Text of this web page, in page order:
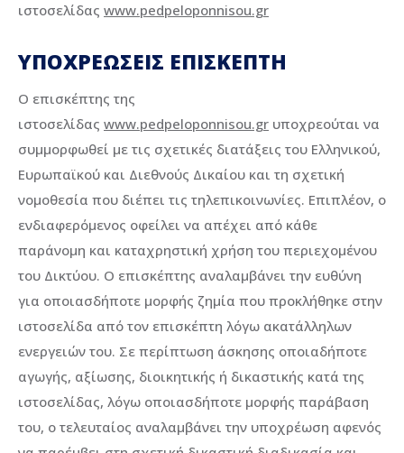
ιστοσελίδας www.pedpeloponnisou.gr
ΥΠΟΧΡΕΩΣΕΙΣ ΕΠΙΣΚΕΠΤΗ
Ο επισκέπτης της
ιστοσελίδας www.pedpeloponnisou.gr υποχρεούται να
συμμορφωθεί με τις σχετικές διατάξεις του Ελληνικού,
Ευρωπαϊκού και Διεθνούς Δικαίου και τη σχετική
νομοθεσία που διέπει τις τηλεπικοινωνίες. Επιπλέον, ο
ενδιαφερόμενος οφείλει να απέχει από κάθε
παράνομη και καταχρηστική χρήση του περιεχομένου
του Δικτύου. Ο επισκέπτης αναλαμβάνει την ευθύνη
για οποιασδήποτε μορφής ζημία που προκλήθηκε στην
ιστοσελίδα από τον επισκέπτη λόγω ακατάλληλων
ενεργειών του. Σε περίπτωση άσκησης οποιαδήποτε
αγωγής, αξίωσης, διοικητικής ή δικαστικής κατά της
ιστοσελίδας, λόγω οποιασδήποτε μορφής παράβαση
του, ο τελευταίος αναλαμβάνει την υποχρέωση αφενός